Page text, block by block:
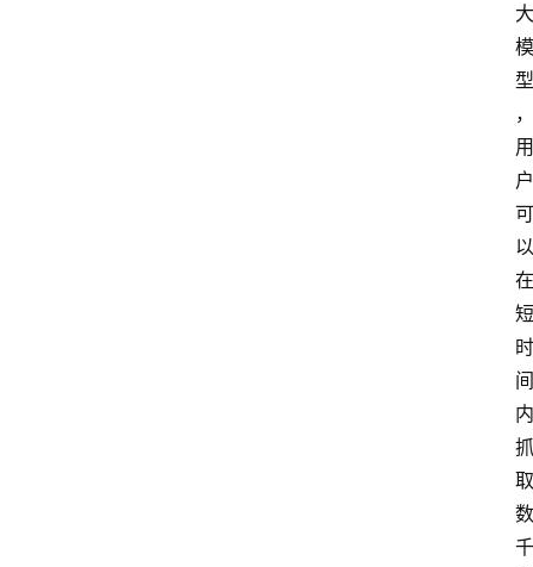
大
模
型
，
用
户
可
以
在
短
时
间
内
抓
取
数
千